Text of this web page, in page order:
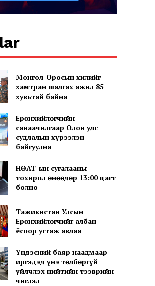
Монгол-Оросын хилийг
хамтран шалгах ажил 85
хувьтай байна
Ерөнхийлөгчийн
санаачилгаар Олон улс
судлалын хүрээлэн
байгуулна
НӨАТ-ын сугалааны
тохирол өнөөдөр 13:00 цагт
болно
Тажикистан Улсын
Ерөнхийлөгчийг албан
ёсоор угтаж авлаа
Үндэсний баяр наадмаар
иргэдэд үнэ төлбөргүй
үйлчлэх нийтийн тээврийн
чиглэл